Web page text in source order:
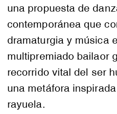
una propuesta de
contemporánea que
dramaturgia y música
multipremiado bailaor
recorrido vital del ser
una metáfora
rayuela.